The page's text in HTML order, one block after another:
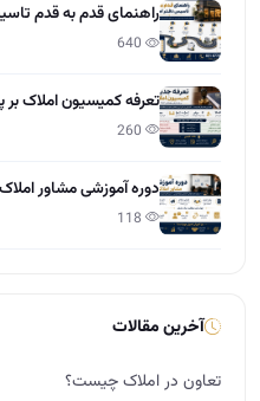
راهنمای قدم به قدم
تعرفه کمیسیون املاک
دوره آموزشی مشاور املاک
آخرین مقالات
تعاون در املاک چیست؟